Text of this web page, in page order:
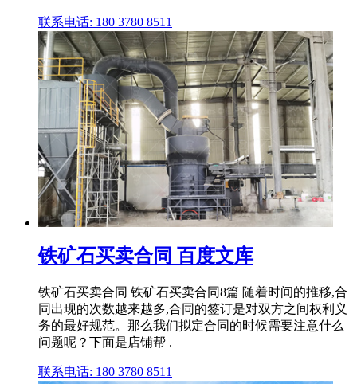
联系电话: 180 3780 8511
铁矿石买卖合同 百度文库
铁矿石买卖合同 铁矿石买卖合同8篇 随着时间的推移,合
同出现的次数越来越多,合同的签订是对双方之间权利义
务的最好规范。那么我们拟定合同的时候需要注意什么
问题呢？下面是店铺帮 .
联系电话: 180 3780 8511